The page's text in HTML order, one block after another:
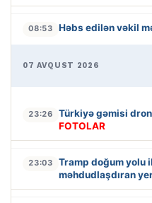
08:53 Həbs edilən vəkil
07 AVQUST 2026
23:26 Türkiyə gəmisi
FOTOLAR
23:03
Tramp doğum yolu
məhdudlaşdıran